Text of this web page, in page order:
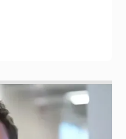
насчёт